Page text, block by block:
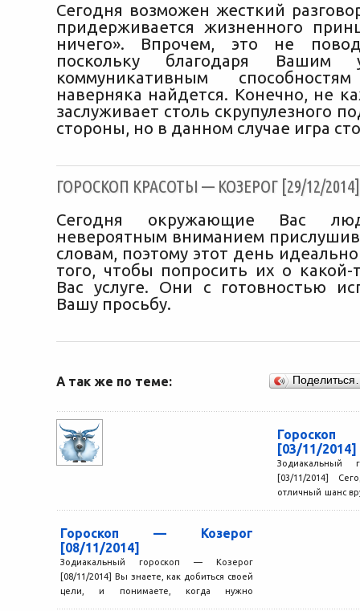
Сегодня возможен жесткий
придерживается жизненного
ничего». Впрочем, это не
поскольку благодаря Вашим
коммуникативным
наверняка найдется. Конечно, не
заслуживает столь скрупулезного
стороны, но в данном случае игра
ГОРОСКОП КРАСОТЫ — КОЗЕРОГ [29/12/2014]
Сегодня окружающие Вас
невероятным вниманием
словам, поэтому этот день
того, чтобы попросить их о
Вас услуге. Они с готовностью
Вашу просьбу.
А так же по теме:
[03/11/2014]
Зодиакальный
[03/11/2014]
отличный шанс
Гороскоп — Козерог
[08/11/2014]
Зодиакальный гороскоп — Козерог
[08/11/2014] Вы знаете, как добиться своей
цели, и понимаете, когда нужно